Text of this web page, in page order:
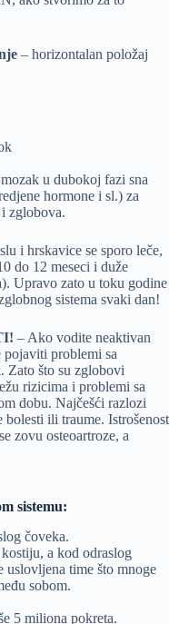
– horizontalan položaj
u dubokoj fazi sna
hormone i sl.) za
zglobova.
i hrskavice se sporo leče,
do 12 meseci i duže
Upravo zato u toku godine
sistema svaki dan!
– Ako vodite neaktivan
pojaviti problemi sa
Zato što su zglobovi
rizicima i problemi sa
dobu. Najčešći razlozi
bolesti ili traume. Istrošenost
zovu osteoartroze, a
sistemu:
čoveka.
a kod odraslog
uslovljena time što mnoge
sobom.
5 miliona pokreta.